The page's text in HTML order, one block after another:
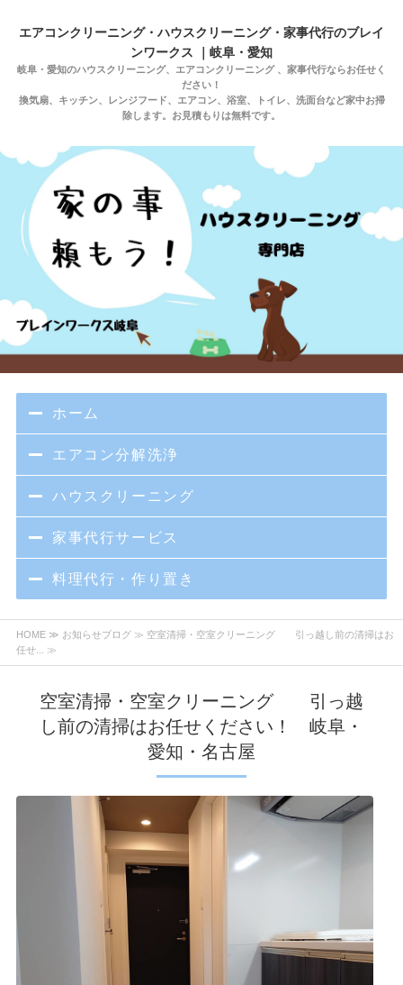
エアコンクリーニング・ハウスクリーニング・家事代行のブレイ
ンワークス ｜岐阜・愛知
岐阜・愛知のハウスクリーニング、エアコンクリーニング 、家事代行ならお任せく
ださい！
換気扇、キッチン、レンジフード、エアコン、浴室、トイレ、洗面台など家中お掃
除します。お見積もりは無料です。
ホーム
エアコン分解洗浄
ハウスクリーニング
家事代行サービス
料理代行・作り置き
HOME≫ お知らせブログ≫ 空室清掃・空室クリーニング 引っ越し前の清掃はお
任せ... ≫
空室清掃・空室クリーニング 引っ越
し前の清掃はお任せください！ 岐阜・
愛知・名古屋